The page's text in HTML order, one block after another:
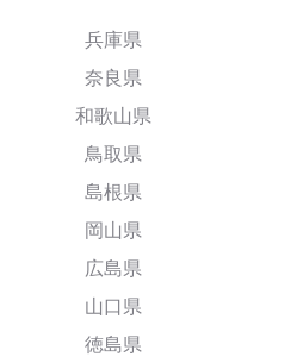
兵庫県
奈良県
和歌山県
鳥取県
島根県
岡山県
広島県
山口県
徳島県